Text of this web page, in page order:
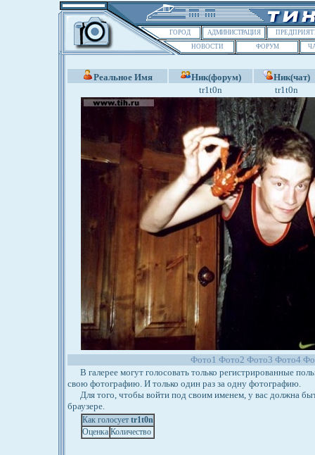
ГОРОД АДМИНИСТРАЦИЯ
НОВОСТИ
ФОРУМ
Реальное Имя Ник(форум)
Ник(чат)
tr1t0n
tr1t0n
Фото1 Фото2 Фото3 Фото4
В галерее могут голосовать только регистрированные
свою фотографию. И только один раз за одну фотографию.
Для того, чтобы войти под своим именем, у вас должна
браузере.
Как голосует tr1t0n
Оценка Количество